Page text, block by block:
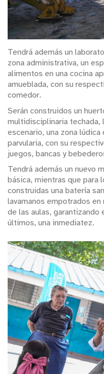
Tendrá además un
zona administrativa, un
alimentos en una cocina
amueblada, con su
comedor.
Serán construidos un
multidisciplinaria techada,
escenario, una zona
parvularia, con su
juegos, bancas y
Tendrá además un nuevo
básica, mientras que para
construidas una batería
lavamanos empotrados en
de las aulas,
últimos, una inmediatez.